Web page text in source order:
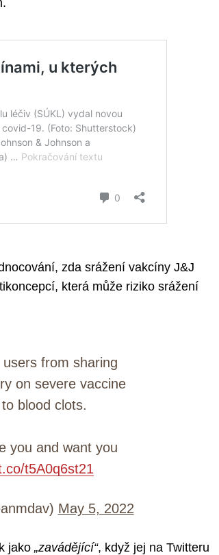
zda srážení vakcíny J&J
která může riziko srážení
from sharing
on severe vaccine
blood clots.
you and want you
t5A0q6st21
May 5, 2022
jako „zavádějící“, když jej na Twitteru